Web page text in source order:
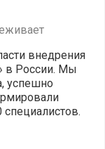
внедрения
в России. Мы
успешно